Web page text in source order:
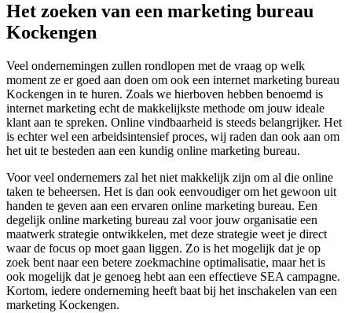
Het zoeken van een marketing bureau
Kockengen
Veel ondernemingen zullen rondlopen met de vraag op welk
moment ze er goed aan doen om ook een internet marketing bureau
Kockengen in te huren. Zoals we hierboven hebben benoemd is
internet marketing echt de makkelijkste methode om jouw ideale
klant aan te spreken. Online vindbaarheid is steeds belangrijker. Het
is echter wel een arbeidsintensief proces, wij raden dan ook aan om
het uit te besteden aan een kundig online marketing bureau.
Voor veel ondernemers zal het niet makkelijk zijn om al die online
taken te beheersen. Het is dan ook eenvoudiger om het gewoon uit
handen te geven aan een ervaren online marketing bureau. Een
degelijk online marketing bureau zal voor jouw organisatie een
maatwerk strategie ontwikkelen, met deze strategie weet je direct
waar de focus op moet gaan liggen. Zo is het mogelijk dat je op
zoek bent naar een betere zoekmachine optimalisatie, maar het is
ook mogelijk dat je genoeg hebt aan een effectieve SEA campagne.
Kortom, iedere onderneming heeft baat bij het inschakelen van een
marketing Kockengen.